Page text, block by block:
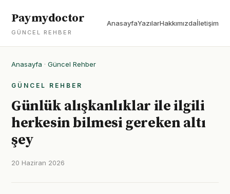
Paymydoctor
GÜNCEL REHBER
AnasayfaYazılarHakkımızdaİletişim
Anasayfa · Güncel Rehber
GÜNCEL REHBER
Günlük alışkanlıklar ile ilgili
herkesin bilmesi gereken altı
şey
20 Haziran 2026